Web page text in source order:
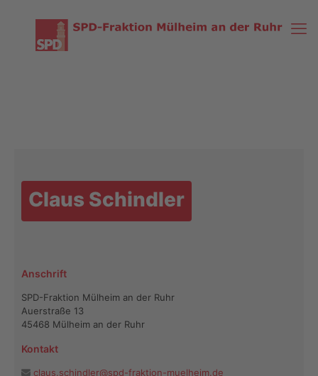
Claus Schindler
Anschrift
SPD-Fraktion Mülheim an der Ruhr
Auerstraße 13
45468 Mülheim an der Ruhr
Kontakt
claus.schindler@spd-fraktion-muelheim.de